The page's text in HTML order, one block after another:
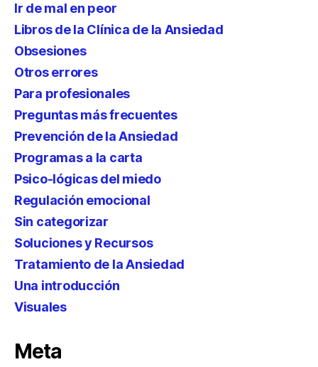
Ir de mal en peor
Libros de la Clínica de la Ansiedad
Obsesiones
Otros errores
Para profesionales
Preguntas más frecuentes
Prevención de la Ansiedad
Programas a la carta
Psico-lógicas del miedo
Regulación emocional
Sin categorizar
Soluciones y Recursos
Tratamiento de la Ansiedad
Una introducción
Visuales
Meta